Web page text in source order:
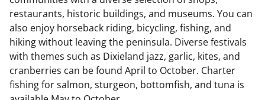
restaurants, historic buildings, and museums. You can
also enjoy horseback riding, bicycling, fishing, and
hiking without leaving the peninsula. Diverse festivals
with themes such as Dixieland jazz, garlic, kites, and
cranberries can be found April to October. Charter
fishing for salmon, sturgeon, bottomfish, and tuna is